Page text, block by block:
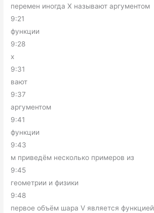
перемен иногда X называют аргументом
9:21
функции
9:28
x
9:31
вают
9:37
аргументом
9:41
функции
9:43
м приведём несколько примеров из
9:45
геометрии и физики
9:48
первое объём шара V является функцией